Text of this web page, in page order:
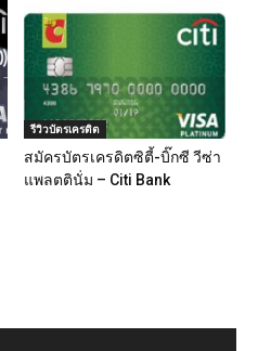
รีวิวบัตรเครดิต
สมัครบัตรเครดิตซิตี้-บิ๊กซี วีซ่า
แพลตตินั่ม – Citi Bank